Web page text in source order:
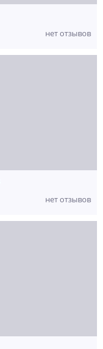
нет отзывов
нет отзывов